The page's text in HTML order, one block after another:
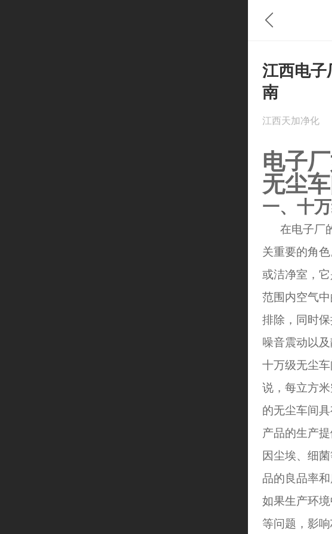
江西电子
南
江西天加净化
电子
无尘
一、十
在电子厂的
关重要的角
或洁净室，
范围内空气
排除，同时
噪音震动以
十万级无尘
说，每立方
的无尘车间
产品的生产
因尘埃、细
品的良品率
如果生产环
等问题，影